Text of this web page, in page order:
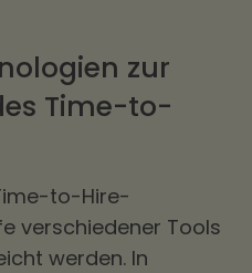
zur
Time-to-
to-Hire-
verschiedener Tools
werden. In